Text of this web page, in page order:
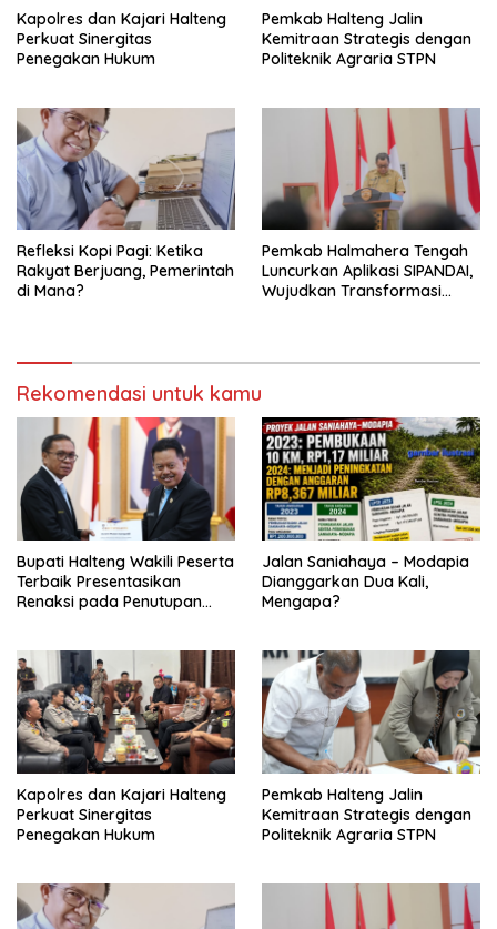
Kapolres dan Kajari Halteng
Perkuat Sinergitas
Penegakan Hukum
Pemkab Halteng Jalin
Kemitraan Strategis dengan
Politeknik Agraria STPN
Refleksi Kopi Pagi: Ketika
Rakyat Berjuang, Pemerintah
di Mana?
Pemkab Halmahera Tengah
Luncurkan Aplikasi SIPANDAI,
Wujudkan Transformasi
Rekomendasi untuk kamu
Bupati Halteng Wakili Peserta
Terbaik Presentasikan
Renaksi pada Penutupan
Jalan Saniahaya – Modapia
Dianggarkan Dua Kali,
Mengapa?
Kapolres dan Kajari Halteng
Perkuat Sinergitas
Penegakan Hukum
Pemkab Halteng Jalin
Kemitraan Strategis dengan
Politeknik Agraria STPN